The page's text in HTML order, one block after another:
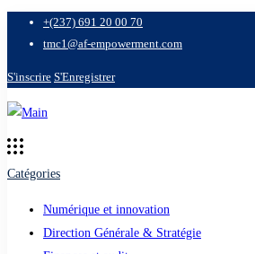
+(237) 691 20 00 70
tmc1@af-empowerment.com
S'inscrire S'Enregistrer
Catégories
Numérique et innovation
Direction Générale & Stratégie